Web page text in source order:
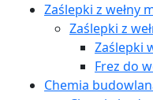
Zaślepki z wełny
Zaślepki z
Zaślepki
Frez do
Chemia